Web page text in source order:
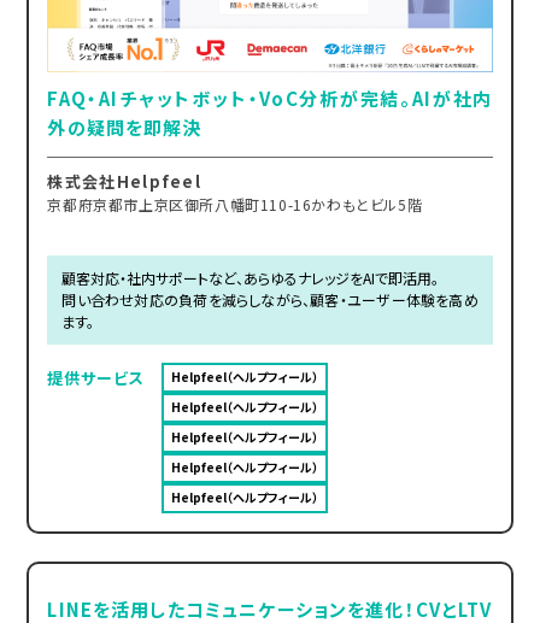
FAQ・AIチャットボット・VoC分析が完結。AIが社内
外の疑問を即解決
株式会社Helpfeel
京都府京都市上京区御所八幡町110-16かわもとビル5階
顧客対応・社内サポートなど、あらゆるナレッジをAIで即活用。
問い合わせ対応の負荷を減らしながら、顧客・ユーザー体験を高め
ます。
提供サービス
Helpfeel（ヘルプフィール）
Helpfeel（ヘルプフィール）
Helpfeel（ヘルプフィール）
Helpfeel（ヘルプフィール）
Helpfeel（ヘルプフィール）
LINEを活用したコミュニケーションを進化！CVとLTV